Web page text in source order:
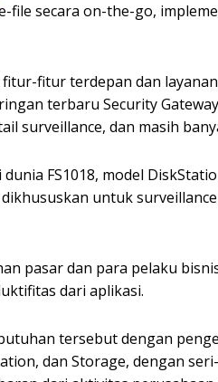
secara on-the-go,
fitur terdepan dan
terbaru Security
surveillance, dan masih
FS1018, model
untuk
pasar dan para pelaku
dari aplikasi.
tersebut dengan
dan Storage, dengan